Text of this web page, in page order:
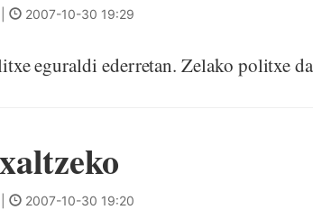
2007-10-30 19:29
eguraldi ederretan. Zelako politxe
2007-10-30 19:20